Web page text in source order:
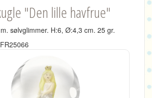
"Den lille havfrue"
sølvglimmer. H:6, Ø:4,3 cm. 25 gr.